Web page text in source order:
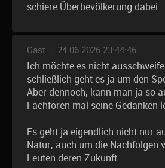
schiere Überbevölkerung dabei.
Gast 24.06.2026 23:44:46
Ich möchte es nicht
schließlich geht es ja um den
Aber dennoch, kann man ja so
Fachforen mal seine Gedanken
Es geht ja eigendlich nicht nur
Natur, auch um die Nachfolgen
Leuten deren Zukunft.